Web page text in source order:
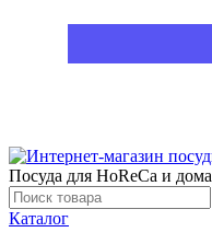
Посуда для HoReCa и дома
Каталог